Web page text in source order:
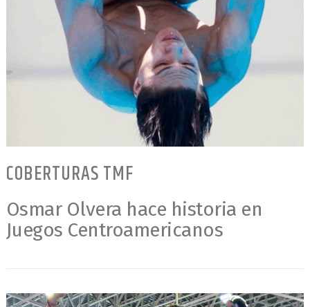
COBERTURAS TMF
Osmar Olvera hace historia en
Juegos Centroamericanos